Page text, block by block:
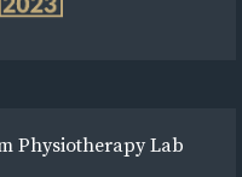
Physiotherapy Lab